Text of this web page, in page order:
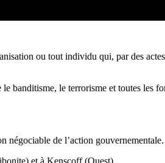
ou tout individu qui, par des
banditisme, le terrorisme et toutes les
négociable de l’action gouvernementale.
et à Kenscoff (Ouest).